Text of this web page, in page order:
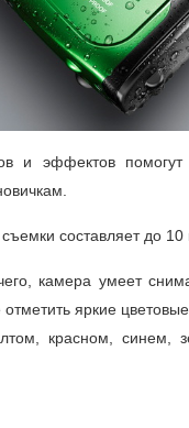
и эффектов помогут
составляет до 10
камера умеет
отметить яркие
красном, синем,